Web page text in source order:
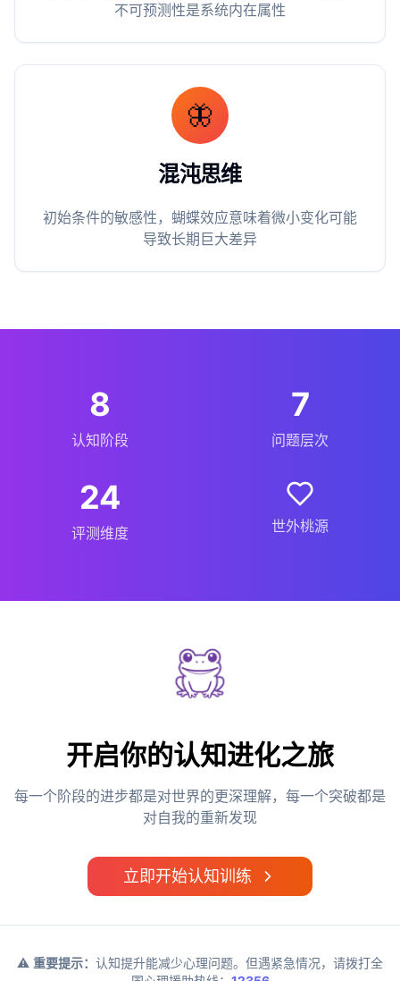
不可预测性是系统内在属性
🦋
混沌思维
初始条件的敏感性，蝴蝶效应意味着微小变化可能
导致长期巨大差异
8
认知阶段
7
问题层次
24
评测维度 世外桃源
开启你的认知进化之旅
每一个阶段的进步都是对世界的更深理解，每一个突破都是
对自我的重新发现
立即开始认知训练
⚠️ 重要提示： 认知提升能减少心理问题。但遇紧急情况，请拨打全